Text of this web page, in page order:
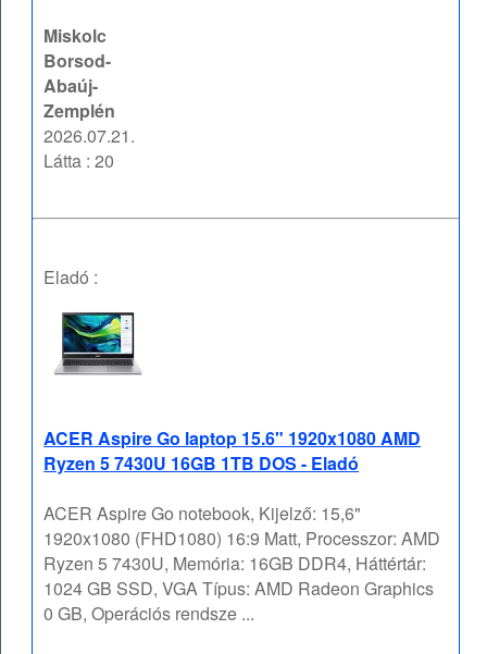
Miskolc
Borsod-
Abaúj-
Zemplén
2026.07.21.
Látta : 20
Eladó :
ACER Aspire Go laptop 15.6" 1920x1080 AMD
Ryzen 5 7430U 16GB 1TB DOS - Eladó
ACER Aspire Go notebook, Kijelző: 15,6"
1920x1080 (FHD1080) 16:9 Matt, Processzor: AMD
Ryzen 5 7430U, Memória: 16GB DDR4, Háttértár:
1024 GB SSD, VGA Típus: AMD Radeon Graphics
0 GB, Operációs rendsze ...